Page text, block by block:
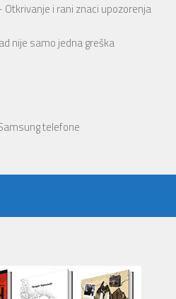
i rani znaci upozorenja
nije samo jedna greška
telefone